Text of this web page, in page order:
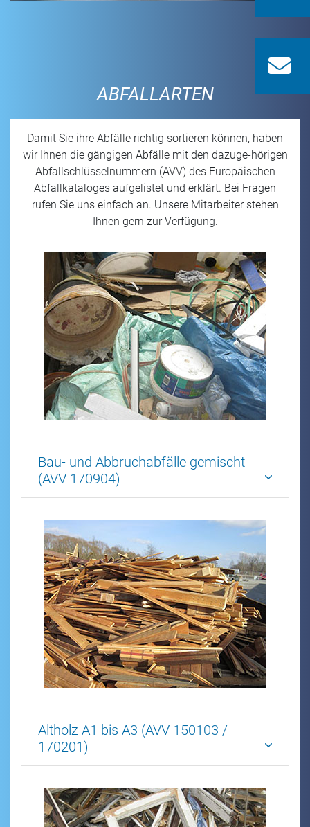
ABFALLARTEN
Damit Sie ihre Abfälle richtig sortieren können, haben
wir Ihnen die gängigen Abfälle mit den dazuge-hörigen
Abfallschlüsselnummern (AVV) des Europäischen
Abfallkataloges aufgelistet und erklärt. Bei Fragen
rufen Sie uns einfach an. Unsere Mitarbeiter stehen
Ihnen gern zur Verfügung.
Bau- und Abbruchabfälle gemischt
(AVV 170904)
Altholz A1 bis A3 (AVV 150103 /
170201)